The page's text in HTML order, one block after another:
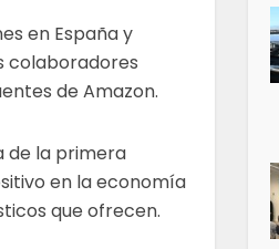
en España y
colaboradores
de Amazon.
de la primera
en la economía
que ofrecen.